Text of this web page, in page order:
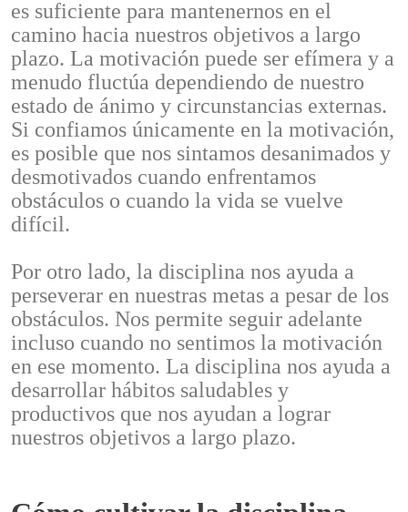
es suficiente para mantenernos en el
camino hacia nuestros objetivos a largo
plazo. La motivación puede ser efímera y a
menudo fluctúa dependiendo de nuestro
estado de ánimo y circunstancias externas.
Si confiamos únicamente en la motivación,
es posible que nos sintamos desanimados y
desmotivados cuando enfrentamos
obstáculos o cuando la vida se vuelve
difícil.
Por otro lado, la disciplina nos ayuda a
perseverar en nuestras metas a pesar de los
obstáculos. Nos permite seguir adelante
incluso cuando no sentimos la motivación
en ese momento. La disciplina nos ayuda a
desarrollar hábitos saludables y
productivos que nos ayudan a lograr
nuestros objetivos a largo plazo.